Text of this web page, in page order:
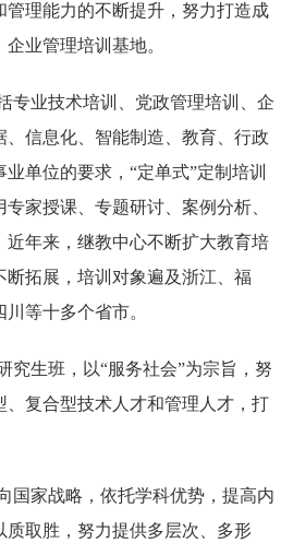
管理能力的不断提升，努力打造成
业管理培训基地。
专业技术培训、党政管理培训、企
信息化、智能制造、教育、行政
单位的要求，“定单式”定制培训
家授课、专题研讨、案例分析、
年来，继教中心不断扩大教育培
拓展，培训对象遍及浙江、福
等十多个省市。
究生班，以“服务社会”为宗旨，努
、复合型技术人才和管理人才，打
国家战略，依托学科优势，提高内
取胜，努力提供多层次、多形